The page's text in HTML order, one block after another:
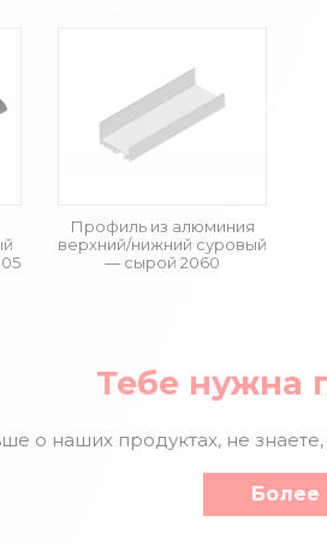
Профиль из алюминия
верхний/нижний суровый
— cырой 2060
Тебе нужна
о наших продуктах, не
Более